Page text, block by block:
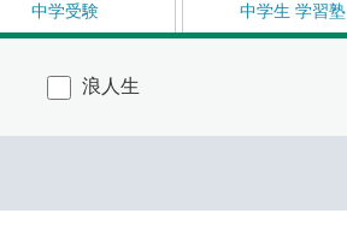
中学受験 中学生 学習塾
浪人生